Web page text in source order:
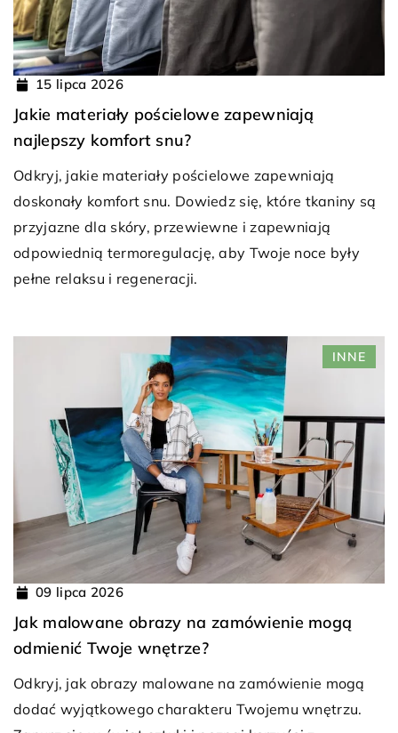
15 lipca 2026
Jakie materiały pościelowe zapewniają
najlepszy komfort snu?
Odkryj, jakie materiały pościelowe zapewniają
doskonały komfort snu. Dowiedz się, które tkaniny są
przyjazne dla skóry, przewiewne i zapewniają
odpowiednią termoregulację, aby Twoje noce były
pełne relaksu i regeneracji.
INNE
09 lipca 2026
Jak malowane obrazy na zamówienie mogą
odmienić Twoje wnętrze?
Odkryj, jak obrazy malowane na zamówienie mogą
dodać wyjątkowego charakteru Twojemu wnętrzu.